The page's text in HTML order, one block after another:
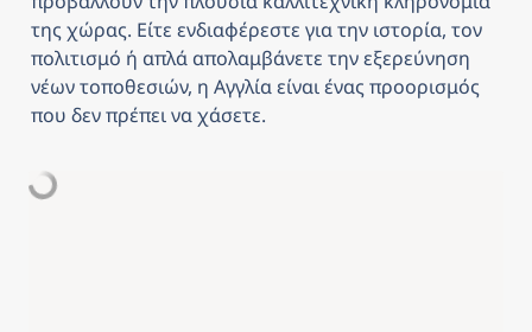
της χώρας. Είτε ενδιαφέρεστε για την ιστορία, τον
πολιτισμό ή απλά απολαμβάνετε την εξερεύνηση
νέων τοποθεσιών, η Αγγλία είναι ένας προορισμός
που δεν πρέπει να χάσετε.